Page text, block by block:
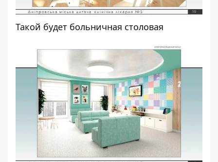
Такой будет больничная столовая